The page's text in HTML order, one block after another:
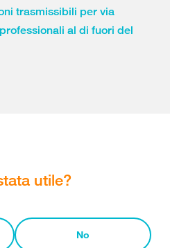
trasmissibili per via
al di fuori del
utile?
No